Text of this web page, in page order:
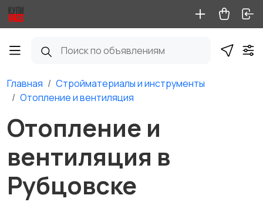
Главная
Стройматериалы и инструменты
Отопление и вентиляция
Отопление и
вентиляция в
Рубцовске